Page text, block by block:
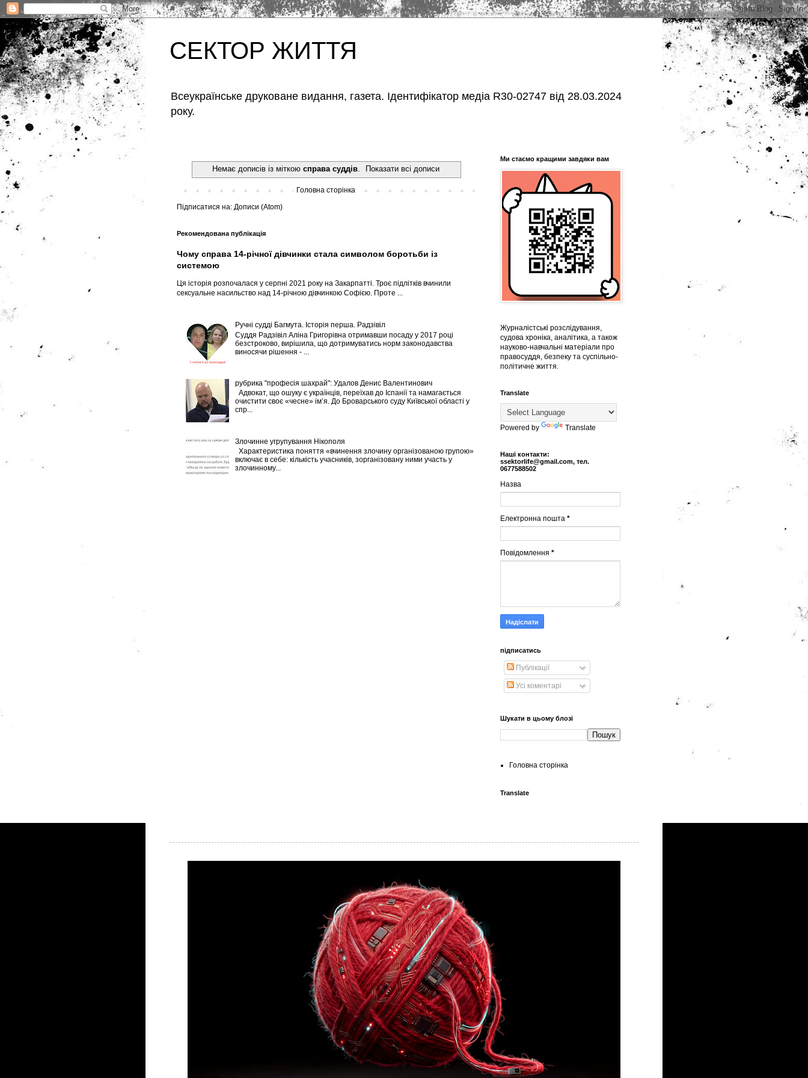
СЕКТОР ЖИТТЯ
Всеукраїнське друковане видання, газета. Ідентифікатор медіа R30-02747 від 28.03.2024
року.
Немає дописів із міткою справа суддів. Показати всі дописи
Головна сторінка
Підписатися на: Дописи (Atom)
Рекомендована публікація
Чому справа 14-річної дівчинки стала символом боротьби із
системою
Ця історія розпочалася у серпні 2021 року на Закарпатті. Троє підлітків вчинили
сексуальне насильство над 14-річною дівчинкою Софією. Проте ...
Ручні судді Багмута. Історія перша. Радзівіл
Суддя Радзівіл Аліна Григорівна отримавши посаду у 2017 році
безстроково, вирішила, що дотримуватись норм законодавства
виносячи рішення - ...
рубрика "професія шахрай": Удалов Денис Валентинович
Адвокат, що ошуку є українців, переїхав до Іспанії та намагається
очистити своє «чесне» ім’я. До Броварського суду Київської області у
спр...
Злочинне угрупування Нікополя
Характеристика поняття «вчинення злочину організованою групою»
включає в себе: кількість учасників, зорганізовану ними участь у
злочинному...
Ми стаємо кращими завдяки вам
Журналістські розслідування,
судова хроніка, аналітика, а також
науково-навчальні матеріали про
правосуддя, безпеку та суспільно-
політичне життя.
Translate
Powered by Translate
Наші контакти:
ssektorlife@gmail.com, тел.
0677588502
Назва
Електронна пошта *
Повідомлення *
підписатись
Публікації
Усі коментарі
Шукати в цьому блозі
Головна сторінка
Translate